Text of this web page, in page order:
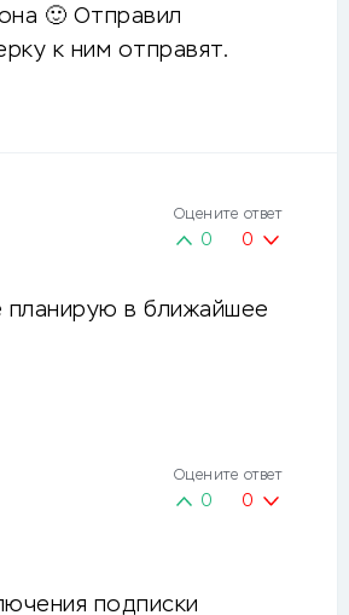
🙂 Отправил
к ним отправят.
Оцените ответ
0 0
подписки
Оцените ответ
0 0
планирую в ближайшее